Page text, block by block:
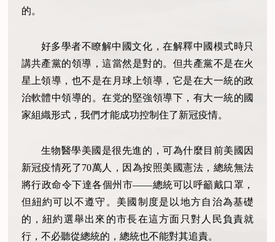
的。
好多學者不瞭解中國文化，在解釋中國模式時只
講共產黨的領導，這當然是對的。但共產黨不是在火
星上領導，也不是在月球上領導，它是在大一統的政
治軟體中領導的。在党的堅強領導下，有大一統的國
家組織形式，我們才能成功控制住了新冠疫情。
生物醫學美國是很先進的，可為什麼目前美國因
新冠疫情死了70萬人，因為按照美國憲法，總統無法
將行政命令下達各個州市——總統可以呼籲戴口罩，
但紐約可以不遵守。美國制度是以地方自治為基礎
的，紐約選舉出來的市長在這方面只對人民負責就
行，不必聽從總統的，總統也不能對其追責。